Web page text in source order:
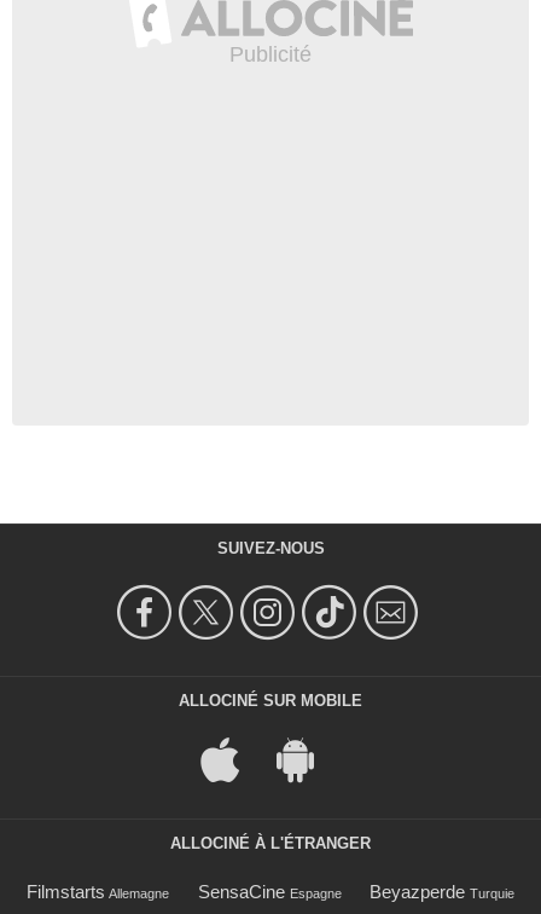
SUIVEZ-NOUS
ALLOCINÉ SUR MOBILE
ALLOCINÉ À L'ÉTRANGER
Filmstarts Allemagne SensaCine Espagne Beyazperde Turquie